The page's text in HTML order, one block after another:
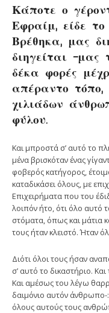
Κάποτε ο
Εφραίμ, είδε
Βρέθηκα, μας
διηγείται -μας
δέκα φορές
απέραντο τόπο,
χιλιάδων
φύλου.
Και μπροστά σ’ αυτό το
μένα βρισκόταν ένας
φοβερός κατήγορος,
καταδικάσει όλους, με
Επιχειρήματα που του
λοιπόν ήτο, ότι όλο αυτό
στόματα, όπως και μάτια
τους ήταν κλειστό. Ήταν
Διότι όλοι τους ήσαν
σ’ αυτό το δικαστήριο.
Και αμέσως του λέγω
δαιμόνιο αυτόν άνθρωπο-:
όλους αυτούς τους